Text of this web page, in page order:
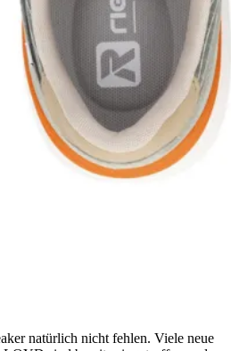
natürlich nicht fehlen. Viele neue